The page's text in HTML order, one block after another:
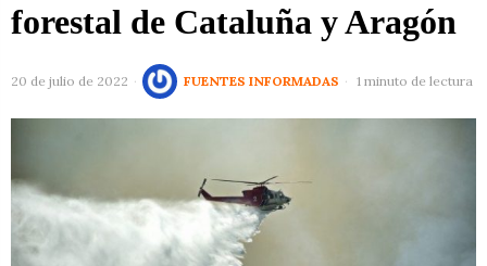
forestal de Cataluña y Aragón
20 de julio de 2022 FUENTES INFORMADAS 1 minuto de lectura